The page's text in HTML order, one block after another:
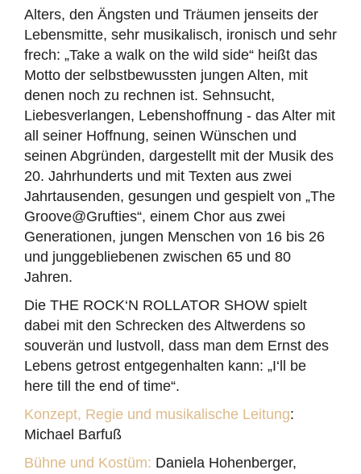
Alters, den Ängsten und Träumen jenseits der
Lebensmitte, sehr musikalisch, ironisch und sehr
frech: „Take a walk on the wild side“ heißt das
Motto der selbstbewussten jungen Alten, mit
denen noch zu rechnen ist. Sehnsucht,
Liebesverlangen, Lebenshoffnung - das Alter mit
all seiner Hoffnung, seinen Wünschen und
seinen Abgründen, dargestellt mit der Musik des
20. Jahrhunderts und mit Texten aus zwei
Jahrtausenden, gesungen und gespielt von „The
Groove@Grufties“, einem Chor aus zwei
Generationen, jungen Menschen von 16 bis 26
und junggebliebenen zwischen 65 und 80
Jahren.
Die THE ROCK‘N ROLLATOR SHOW spielt
dabei mit den Schrecken des Altwerdens so
souverän und lustvoll, dass man dem Ernst des
Lebens getrost entgegenhalten kann: „I‘ll be
here till the end of time“.
Konzept, Regie und musikalische Leitung:
Michael Barfuß
Bühne und Kostüm: Daniela Hohenberger,